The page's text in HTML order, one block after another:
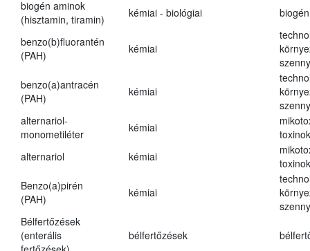
biogén aminok
(hisztamin, tiramin)
kémiai - biológiai
benzo(b)fluorantén
(PAH)
kémiai
benzo(a)antracén
(PAH)
kémiai
alternariol-
monometiléter
kémiai
toxinok
alternariol
kémiai
toxinok
Benzo(a)pirén
(PAH)
kémiai
Bélfertőzések
(enterális
bélfertőzések